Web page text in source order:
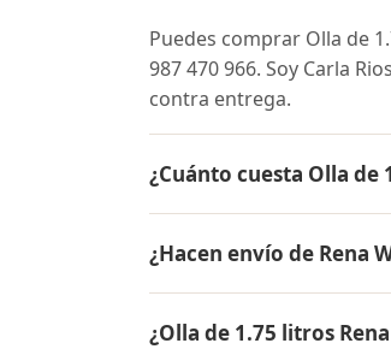
Puedes comprar Olla de
987 470 966. Soy Carla
contra entrega.
¿Cuánto cuesta Olla de
conocer el precio actual,
¿Hacen envío de Rena
pago es contra entrega.
¿Olla de 1.75 litros